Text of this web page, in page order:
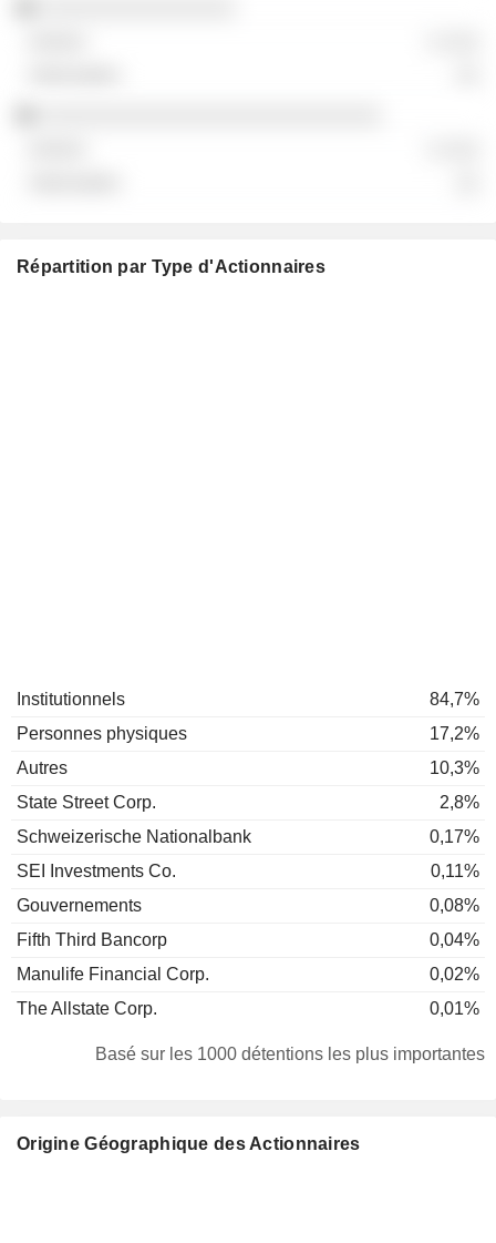
Répartition par Type d'Actionnaires
Institutionnels
84,7%
Personnes physiques
17,2%
Autres
10,3%
State Street Corp.
2,8%
Schweizerische Nationalbank
0,17%
SEI Investments Co.
0,11%
Gouvernements
0,08%
Fifth Third Bancorp
0,04%
Manulife Financial Corp.
0,02%
The Allstate Corp.
0,01%
Basé sur les 1000 détentions les plus importantes
Origine Géographique des Actionnaires